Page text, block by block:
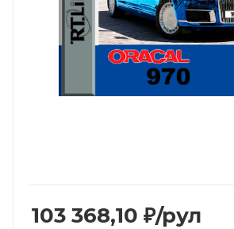
103 368,10 ₽/рул